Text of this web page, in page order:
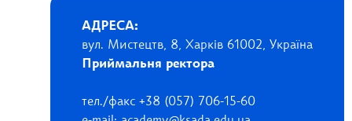
АДРЕСА:
вул. Мистецтв, 8, Харків 61002, Україна
Приймальня ректора
тел./факс +38 (057) 706-15-60